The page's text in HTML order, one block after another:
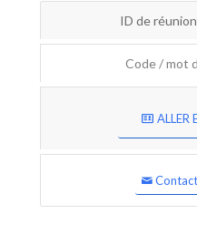
ID de
Code / mot
ALLER